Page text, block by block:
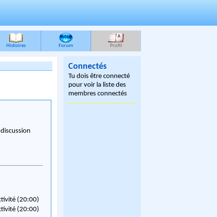
Histoires Forum Profil
(20:00)
(20:00)
Connectés
Tu dois être connecté
pour voir la liste des
membres connectés